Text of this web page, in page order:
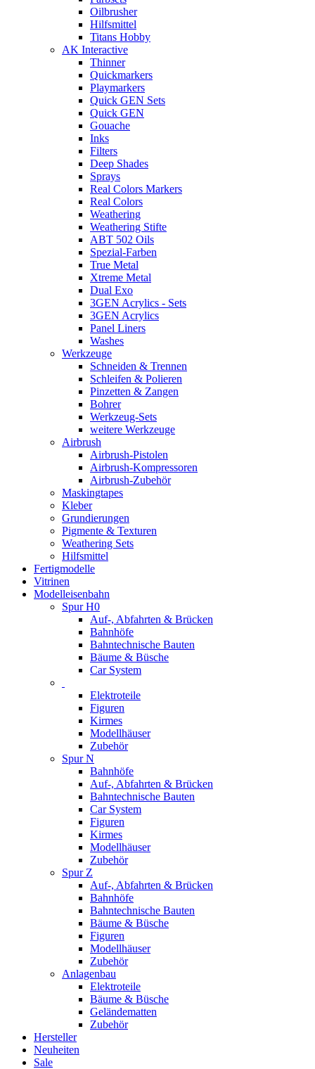
Oilbrusher
Hilfsmittel
Titans Hobby
AK Interactive
Thinner
Quickmarkers
Playmarkers
Quick GEN Sets
Quick GEN
Gouache
Inks
Filters
Deep Shades
Sprays
Real Colors Markers
Real Colors
Weathering
Weathering Stifte
ABT 502 Oils
Spezial-Farben
True Metal
Xtreme Metal
Dual Exo
3GEN Acrylics - Sets
3GEN Acrylics
Panel Liners
Washes
Werkzeuge
Schneiden & Trennen
Schleifen & Polieren
Pinzetten & Zangen
Bohrer
Werkzeug-Sets
weitere Werkzeuge
Airbrush
Airbrush-Pistolen
Airbrush-Kompressoren
Airbrush-Zubehör
Maskingtapes
Kleber
Grundierungen
Pigmente & Texturen
Weathering Sets
Hilfsmittel
Fertigmodelle
Vitrinen
Modelleisenbahn
Spur H0
Auf-, Abfahrten & Brücken
Bahnhöfe
Bahntechnische Bauten
Bäume & Büsche
Car System
Elektroteile
Figuren
Kirmes
Modellhäuser
Zubehör
Spur N
Bahnhöfe
Auf-, Abfahrten & Brücken
Bahntechnische Bauten
Car System
Figuren
Kirmes
Modellhäuser
Zubehör
Spur Z
Auf-, Abfahrten & Brücken
Bahnhöfe
Bahntechnische Bauten
Bäume & Büsche
Figuren
Modellhäuser
Zubehör
Anlagenbau
Elektroteile
Bäume & Büsche
Geländematten
Zubehör
Hersteller
Neuheiten
Sale